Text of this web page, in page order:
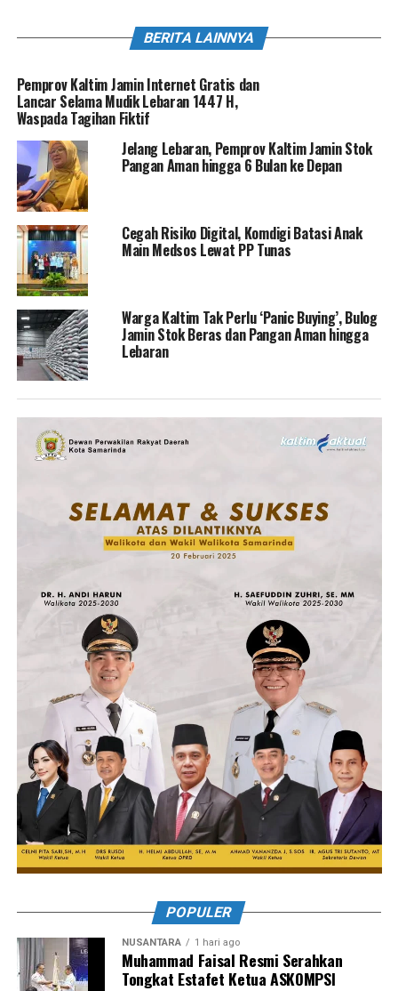
BERITA LAINNYA
Pemprov Kaltim Jamin Internet Gratis dan
Lancar Selama Mudik Lebaran 1447 H,
Waspada Tagihan Fiktif
Jelang Lebaran, Pemprov Kaltim Jamin Stok
Pangan Aman hingga 6 Bulan ke Depan
Cegah Risiko Digital, Komdigi Batasi Anak
Main Medsos Lewat PP Tunas
Warga Kaltim Tak Perlu ‘Panic Buying’, Bulog
Jamin Stok Beras dan Pangan Aman hingga
Lebaran
POPULER
NUSANTARA 1 hari ago
Muhammad Faisal Resmi Serahkan
Tongkat Estafet Ketua ASKOMPSI